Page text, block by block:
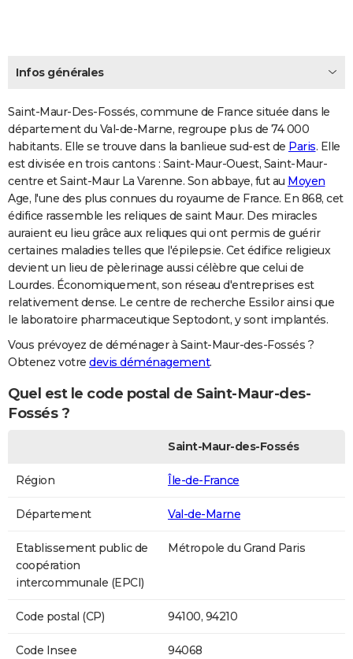
Infos générales
Saint-Maur-Des-Fossés, commune de France située dans le
département du Val-de-Marne, regroupe plus de 74 000
habitants. Elle se trouve dans la banlieue sud-est de Paris. Elle
est divisée en trois cantons : Saint-Maur-Ouest, Saint-Maur-
centre et Saint-Maur La Varenne. Son abbaye, fut au Moyen
Age, l'une des plus connues du royaume de France. En 868, cet
édifice rassemble les reliques de saint Maur. Des miracles
auraient eu lieu grâce aux reliques qui ont permis de guérir
certaines maladies telles que l'épilepsie. Cet édifice religieux
devient un lieu de pèlerinage aussi célèbre que celui de
Lourdes. Économiquement, son réseau d'entreprises est
relativement dense. Le centre de recherche Essilor ainsi que
le laboratoire pharmaceutique Septodont, y sont implantés.
Vous prévoyez de déménager à Saint-Maur-des-Fossés ?
Obtenez votre devis déménagement.
Quel est le code postal de Saint-Maur-des-
Fossés ?
Saint-Maur-des-Fossés
Région Île-de-France
Département Val-de-Marne
Etablissement public de
coopération
intercommunale (EPCI)
Métropole du Grand Paris
Code postal (CP) 94100, 94210
Code Insee 94068